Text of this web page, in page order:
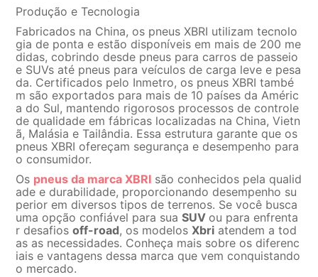
Produção e Tecnologia
Fabricados na China, os pneus XBRI utilizam tecnolo
gia de ponta e estão disponíveis em mais de 200 me
didas, cobrindo desde pneus para carros de passeio
e SUVs até pneus para veículos de carga leve e pesa
da. Certificados pelo Inmetro, os pneus XBRI també
m são exportados para mais de 10 países da Améric
a do Sul, mantendo rigorosos processos de controle
de qualidade em fábricas localizadas na China, Vietn
, Malásia e Tailândia. Essa estrutura garante que os
pneus XBRI ofereçam segurança e desempenho para
o consumidor.
Os pneus da marca XBRI são conhecidos pela qualid
ade e durabilidade, proporcionando desempenho su
perior em diversos tipos de terrenos. Se você busca
uma opção confiável para suaSUV ou para enfrenta
r desafiosoff-road, os modelosXbri atendem a tod
as as necessidades. Conheça mais sobre os diferenc
iais e vantagens dessa marca que vem conquistando
o mercado.